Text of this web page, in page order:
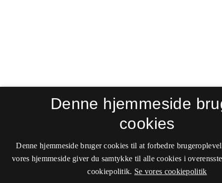
Denne hjemmeside
cookies
Denne hjemmeside bruger cookies til at forbedre
vores hjemmeside giver du samtykke til alle cookies i
cookiepolitik. Se vores cookiepolitik